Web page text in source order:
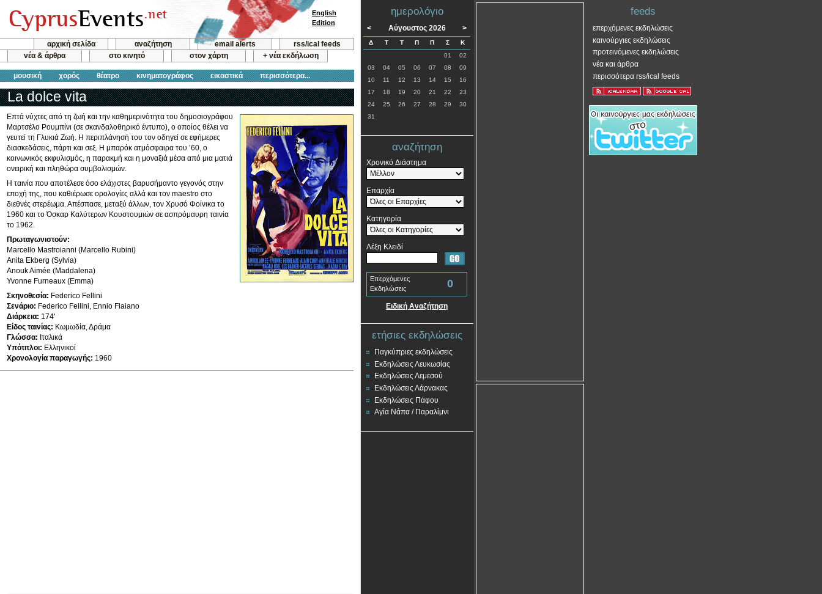
αρχική σελίδα αναζήτηση email alerts
rss/ical feeds
νέα & άρθρα
στο κινητό στον χάρτη + νέα εκδήλωση
μουσική χορός θέατρο κινηματογράφος εικαστικά περισσότερα...
English
Edition
La dolce vita
Επτά νύχτες από τη ζωή και την καθημερινότητα του δημοσιογράφου
Μαρτσέλο Ρουμπίνι (σε σκανδαλοθηρικό έντυπο), ο οποίος θέλει να
γευτεί τη Γλυκιά Ζωή. Η περιπλάνησή του τον οδηγεί σε εφήμερες
διασκεδάσεις, πάρτι και σεξ. Η μπαρόκ ατμόσφαιρα του ’60, ο
κοινωνικός εκφυλισμός, η παρακμή και η μοναξιά μέσα από μια ματιά
ονειρική και πληθώρα συμβολισμών.
Η ταινία που αποτέλεσε όσο ελάχιστες βαρυσήμαντο γεγονός στην
εποχή της, που καθιέρωσε ορολογίες αλλά και τον maestro στο
διεθνές στερέωμα. Απέσπασε, μεταξύ άλλων, τον Χρυσό Φοίνικα το
1960 και το Όσκαρ Καλύτερων Κουστουμιών σε ασπρόμαυρη ταινία
το 1962.
Πρωταγωνιστούν:
Marcello Mastroianni (Marcello Rubini)
Anita Ekberg (Sylvia)
Anouk Aimée (Maddalena)
Yvonne Furneaux (Emma)
Σκηνοθεσία: Federico Fellini
Σενάριο: Federico Fellini, Ennio Flaiano
Διάρκεια: 174'
Είδος ταινίας: Κωμωδία, Δράμα
Γλώσσα: Ιταλικά
Υπότιτλοι: Ελληνικοί
Χρονολογία παραγωγής: 1960
ημερολόγιο
< Αύγουστος 2026 >
Δ Τ Τ Π Π Σ
Κ
01
02
03
04 05 06 07 08
09
10
11 12 13 14 15
16
17
18 19 20 21 22
23
24
25 26 27 28 29
30
31
αναζήτηση
Χρονικό Διάστημα
Επαρχία
Κατηγορία
Λέξη Κλειδί
Επερχόμενες
Εκδηλώσεις
0
Ειδική Αναζήτηση
ετήσιες εκδηλώσεις
Παγκύπριες εκδηλώσεις
Εκδηλώσεις Λευκωσίας
Εκδηλώσεις Λεμεσού
Εκδηλώσεις Λάρνακας
Εκδηλώσεις Πάφου
Αγία Νάπα / Παραλίμνι
feeds
επερχόμενες εκδηλώσεις
καινούργιες εκδηλώσεις
προτεινόμενες εκδηλώσεις
νέα και άρθρα
περισσότερα rss/ical feeds